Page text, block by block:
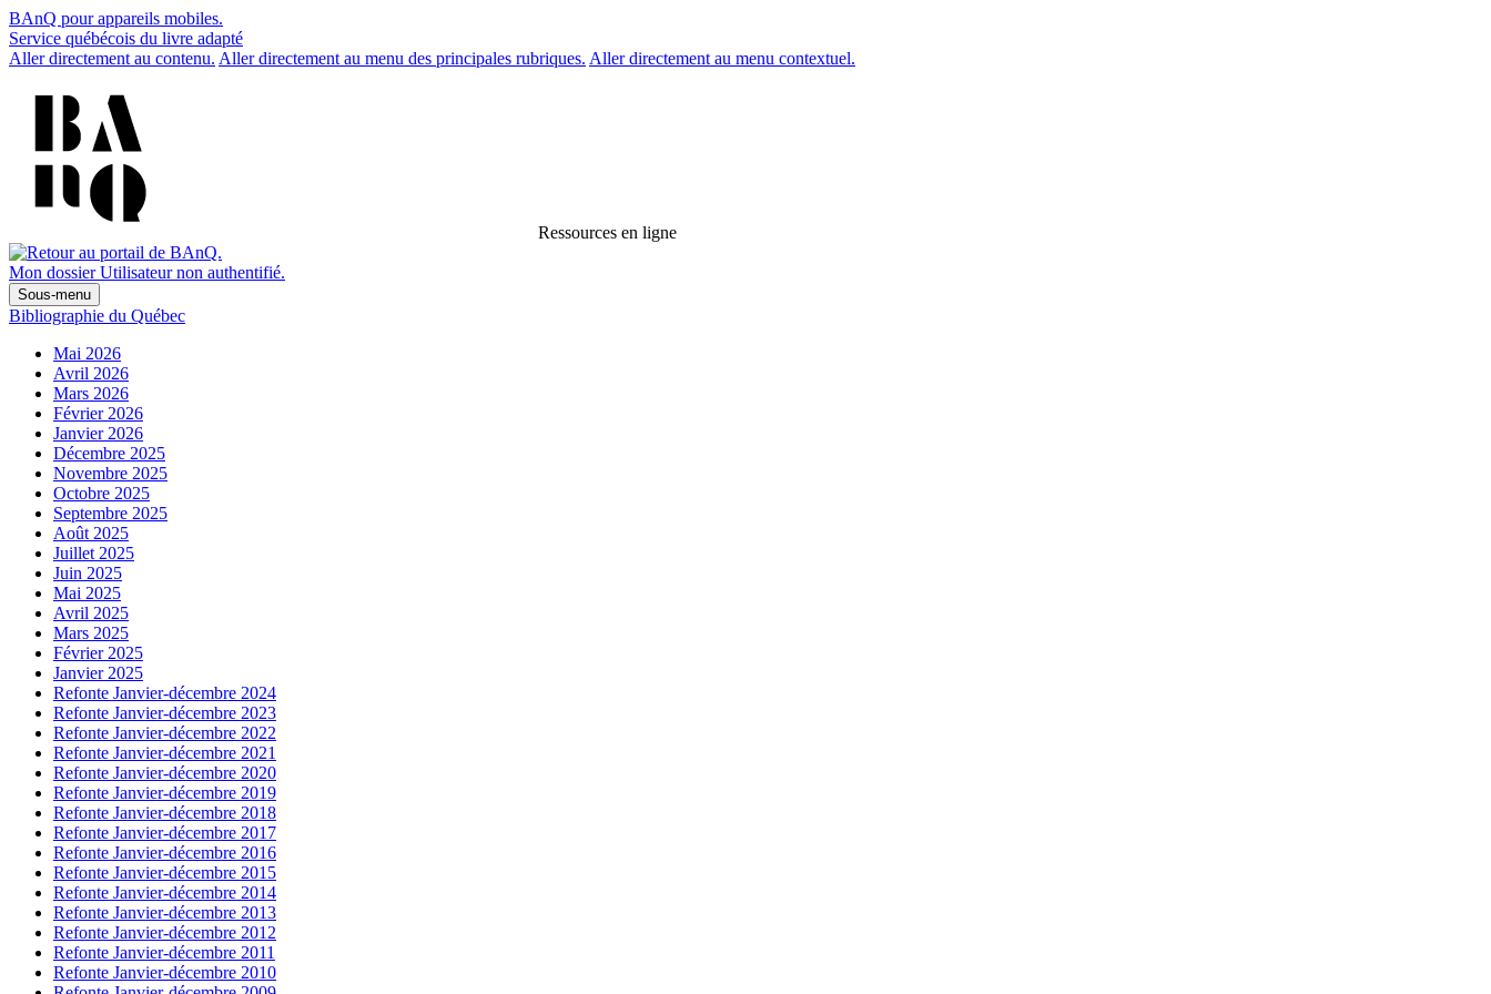
BAnQ pour appareils mobiles.
Service québécois du livre adapté
Aller directement au contenu. Aller directement au menu des principales rubriques. Aller directement au menu contextuel.
Ressources en ligne
Mon dossier Utilisateur non authentifié.
Sous-menu
Bibliographie du Québec
Mai 2026
Avril 2026
Mars 2026
Février 2026
Janvier 2026
Décembre 2025
Novembre 2025
Octobre 2025
Septembre 2025
Août 2025
Juillet 2025
Juin 2025
Mai 2025
Avril 2025
Mars 2025
Février 2025
Janvier 2025
Refonte Janvier-décembre 2024
Refonte Janvier-décembre 2023
Refonte Janvier-décembre 2022
Refonte Janvier-décembre 2021
Refonte Janvier-décembre 2020
Refonte Janvier-décembre 2019
Refonte Janvier-décembre 2018
Refonte Janvier-décembre 2017
Refonte Janvier-décembre 2016
Refonte Janvier-décembre 2015
Refonte Janvier-décembre 2014
Refonte Janvier-décembre 2013
Refonte Janvier-décembre 2012
Refonte Janvier-décembre 2011
Refonte Janvier-décembre 2010